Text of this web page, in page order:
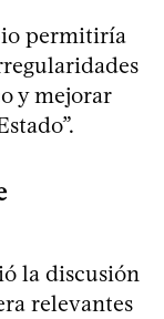
permitiría
y mejorar
la discusión
relevantes